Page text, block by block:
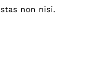
non nisi.